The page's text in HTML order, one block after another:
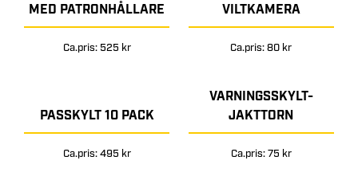
MED PATRONHÅLLARE
Ca.pris: 525 kr
VILTKAMERA
Ca.pris: 80 kr
PASSKYLT 10 PACK
Ca.pris: 495 kr
VARNINGSSKYLT-
JAKTTORN
Ca.pris: 75 kr